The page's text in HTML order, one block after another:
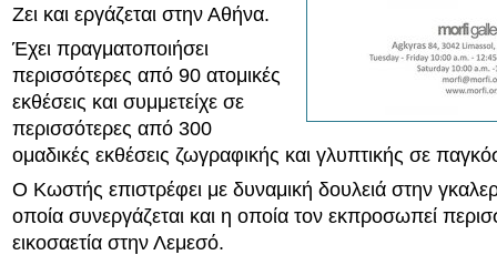
Ζει και εργάζεται στην Αθήνα.
Έχει πραγματοποιήσει
περισσότερες από 90 ατομικές
εκθέσεις και συμμετείχε σε
περισσότερες από 300
ομαδικές εκθέσεις ζωγραφικής και γλυπτικής σε
Ο Κωστής επιστρέφει με δυναμική δουλειά στην
οποία συνεργάζεται και η οποία τον εκπροσωπεί
εικοσαετία στην Λεμεσό.